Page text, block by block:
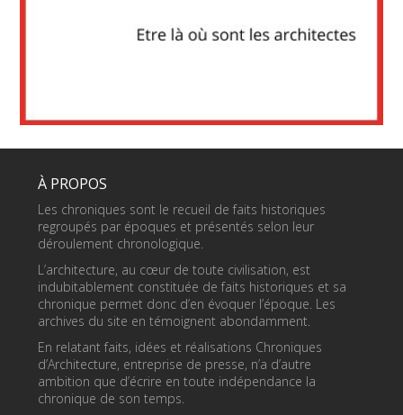
À PROPOS
Les chroniques sont le recueil de faits historiques
regroupés par époques et présentés selon leur
déroulement chronologique.
L’architecture, au cœur de toute civilisation, est
indubitablement constituée de faits historiques et sa
chronique permet donc d’en évoquer l’époque. Les
archives du site en témoignent abondamment.
En relatant faits, idées et réalisations Chroniques
d’Architecture, entreprise de presse, n’a d’autre
ambition que d’écrire en toute indépendance la
chronique de son temps.